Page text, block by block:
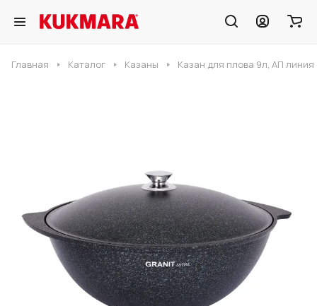
Главная Каталог Казаны Казан для плова 9л, АП